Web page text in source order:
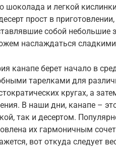
шоколада и легкой
прост в
собой небольшие
наслаждаться сладкими
канапе берет начало в
тарелками для
кругах, а
В наши дни, канапе –
так и десертом.
их гармоничным
вот откуда следует